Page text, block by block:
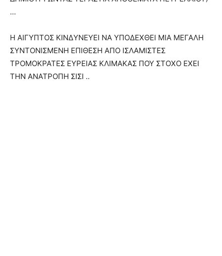
…
Η ΑΙΓΥΠΤΟΣ ΚΙΝΔΥΝΕΥΕΙ ΝΑ ΥΠΟΔΕΧΘΕΙ ΜΙΑ ΜΕΓΑΛΗ
ΣΥΝΤΟΝΙΣΜΕΝΗ ΕΠΙΘΕΣΗ ΑΠΟ ΙΣΛΑΜΙΣΤΕΣ
ΤΡΟΜΟΚΡΑΤΕΣ ΕΥΡΕΙΑΣ ΚΛΙΜΑΚΑΣ ΠΟΥ ΣΤΟΧΟ ΕΧΕΙ
ΤΗΝ ΑΝΑΤΡΟΠΗ ΣΙΣΙ ..